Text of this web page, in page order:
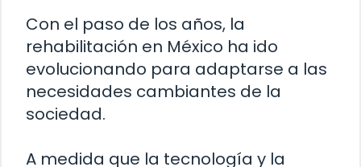
Con el paso de los años, la
rehabilitación en México ha ido
evolucionando para adaptarse a las
necesidades cambiantes de la
sociedad.
A medida que la tecnología y la